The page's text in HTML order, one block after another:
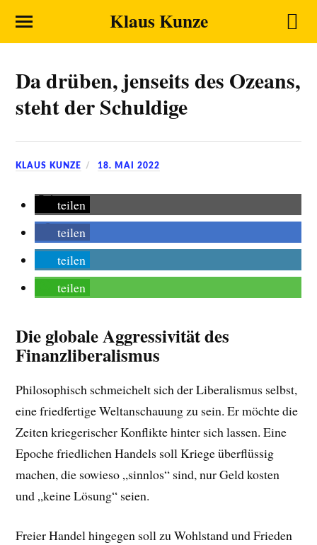
Klaus Kunze
Da drüben, jenseits des Ozeans,
steht der Schuldige
KLAUS KUNZE 18. MAI 2022
teilen
teilen
teilen
teilen
Die globale Aggressivität des
Finanzliberalismus
Philosophisch schmeichelt sich der Liberalismus selbst,
eine friedfertige Weltanschauung zu sein. Er möchte die
Zeiten kriegerischer Konflikte hinter sich lassen. Eine
Epoche friedlichen Handels soll Kriege überflüssig
machen, die sowieso „sinnlos“ sind, nur Geld kosten
und „keine Lösung“ seien.
Freier Handel hingegen soll zu Wohlstand und Frieden